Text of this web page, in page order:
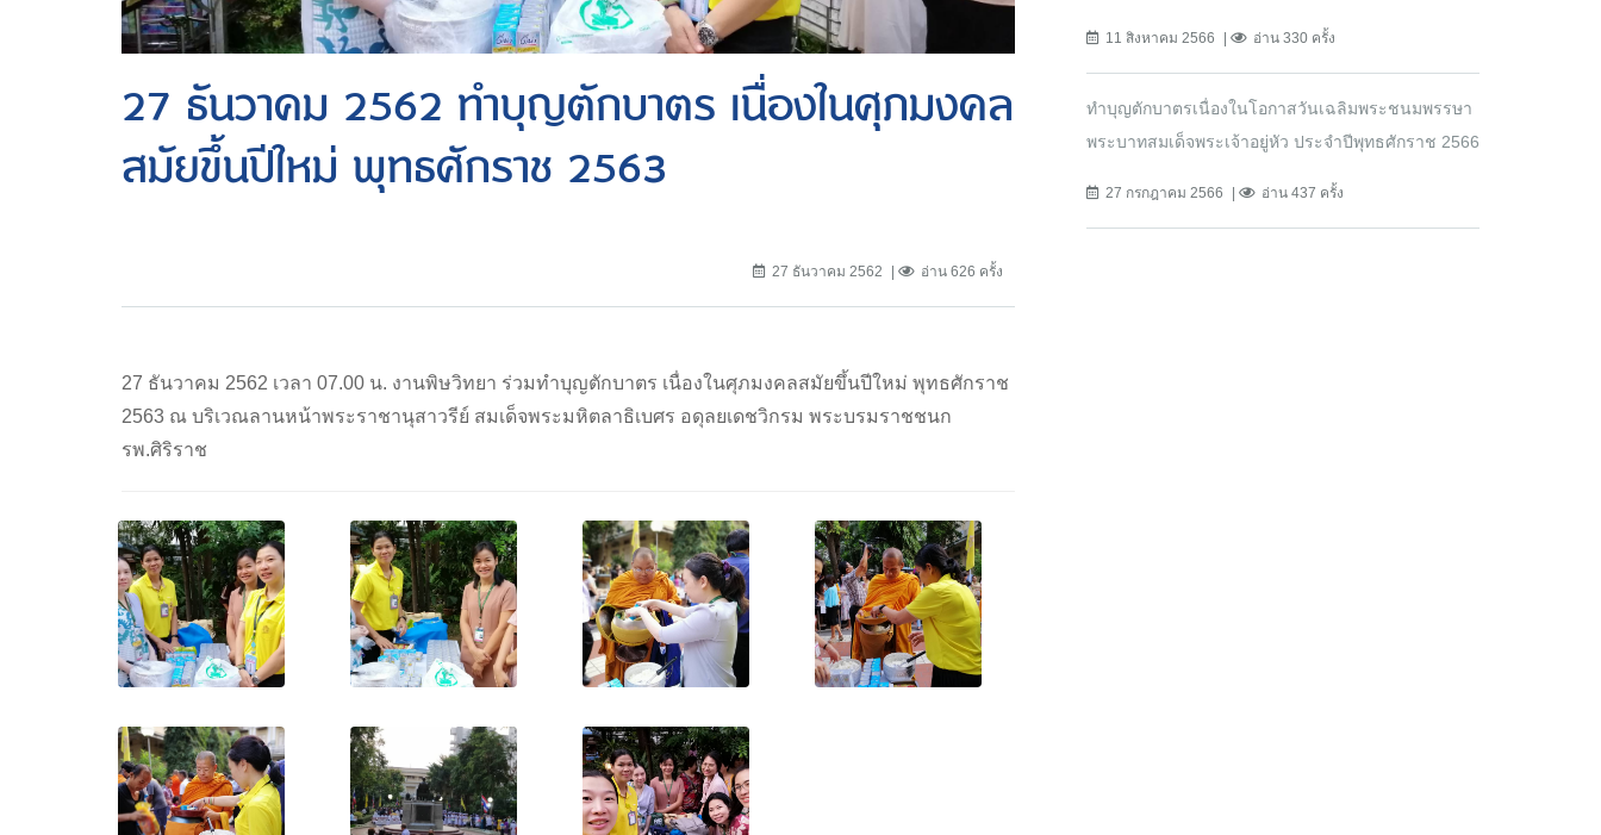
27 ธันวาคม 2562 ทำบุญตักบาตร เนื่องในศุภมงคล
สมัยขึ้นปีใหม่ พุทธศักราช 2563
27 ธันวาคม 2562 อ่าน 626 ครั้ง
27 ธันวาคม 2562 เวลา 07.00 น. งานพิษวิทยา ร่วมทำบุญตักบาตร เนื่องในศุภมงคลสมัยขึ้นปีใหม่ พุทธศักราช
2563 ณ บริเวณลานหน้าพระราชานุสาวรีย์ สมเด็จพระมหิตลาธิเบศร อดุลยเดชวิกรม พระบรมราชชนก
รพ.ศิริราช
11 สิงหาคม 2566 อ่าน 330 ครั้ง
ทำบุญตักบาตรเนื่องในโอกาสวันเฉลิมพระชนมพรรษา
พระบาทสมเด็จพระเจ้าอยู่หัว ประจำปีพุทธศักราช 2566
27 กรกฎาคม 2566 อ่าน 437 ครั้ง